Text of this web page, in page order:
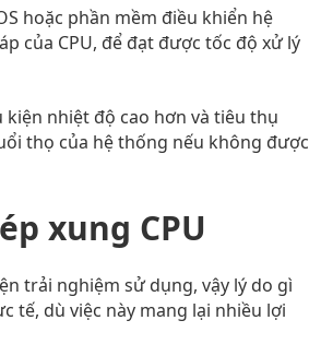
hoặc phần mềm điều khiển hệ
của CPU, để đạt được tốc độ xử lý
kiện nhiệt độ cao hơn và tiêu thụ
thọ của hệ thống nếu không được
xung CPU
trải nghiệm sử dụng, vậy lý do gì
tế, dù việc này mang lại nhiều lợi